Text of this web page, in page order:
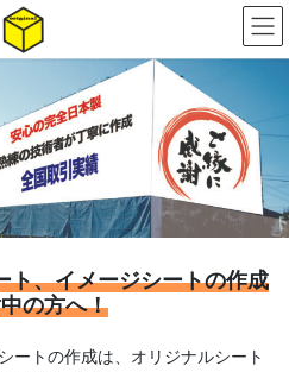
ト、イメージシートの作成
の方へ！
ートの作成は、オリジナルシート